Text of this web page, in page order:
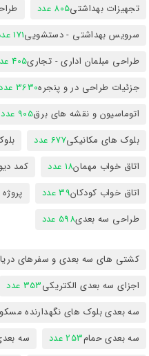
تجهیزات بهداشتی805 عدد
سرویس بهداشتی - دستشویی171 عدد
طراحی مبلمان اداری - تجاری405 عدد
جزئیات طراحی در و پنجره3630 عدد
اتوماسیون و نقشه های برق905 عدد
بلوک های مکانیکی677 عدد
اتاق خواب مهمان18 عدد کمد
اتاق خواب کودکان39 عدد پروژه
طراحی سه بعدی598 عدد
کشتی های سه بعدی و سفرهای
اجزای سه بعدی الکتریکی353 عدد
سه بعدی بلوک های نگهدارنده
سه بعدی حمام253 عدد سه